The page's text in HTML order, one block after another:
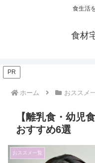
食生活
食材
PR
ホーム おススメ
【離乳食・幼児
おすすめ6選
おススメ一覧